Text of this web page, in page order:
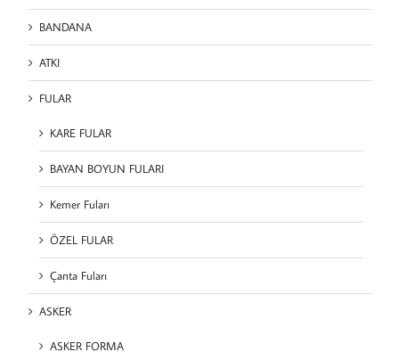
BANDANA
ATKI
FULAR
KARE FULAR
BAYAN BOYUN FULARI
Kemer Fuları
ÖZEL FULAR
Çanta Fuları
ASKER
ASKER FORMA